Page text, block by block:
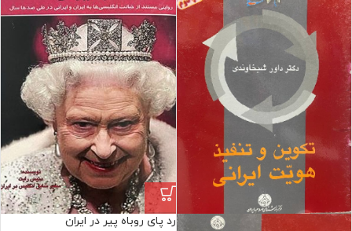
رد پای روباه پیر در ایران